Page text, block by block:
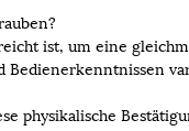
ist, um eine
Bedienerkenntnissen
physikalische